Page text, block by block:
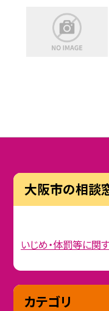
大阪市の相談
いじめ・体罰等に関
カテゴリ